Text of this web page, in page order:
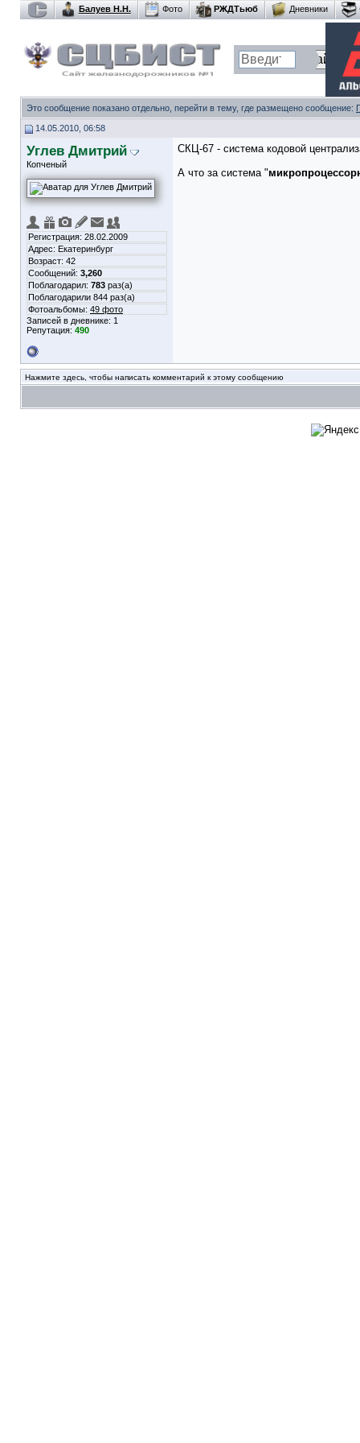
Балуев Н.Н. Фото РЖДТьюб Дневники
Это сообщение показано отдельно, перейти в тему, где размещено сообщение:
14.05.2010, 06:58
Углев Дмитрий
Копченый
Регистрация: 28.02.2009
Адрес: Екатеринбург
Возраст: 42
Сообщений: 3,260
Поблагодарил: 783 раз(а)
Поблагодарили 844 раз(а)
Фотоальбомы: 49 фото
Записей в дневнике: 1
Репутация: 490
СКЦ-67 - система кодовой
А что за система "
Нажмите здесь, чтобы написать комментарий к этому сообщению